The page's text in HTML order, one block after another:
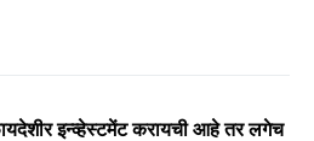
इन्व्हेस्टमेंट करायची आहे तर लगेच